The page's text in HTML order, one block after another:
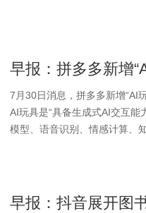
7月30日消息，拼多多新增“AI
AI玩具是“具备生成式AI交互能
模型、语音识别、情感计算、